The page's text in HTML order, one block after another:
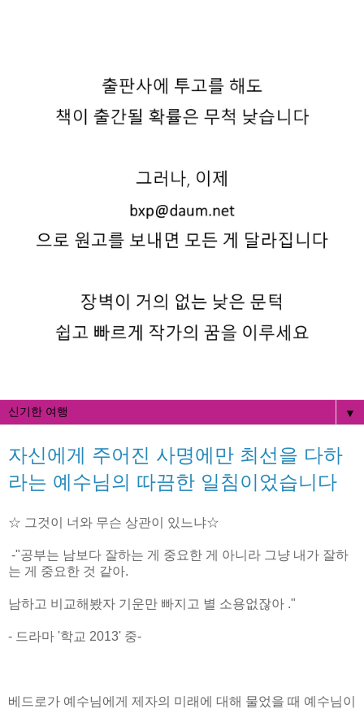
▼
자신에게 주어진 사명에만 최선을 다하
라는 예수님의 따끔한 일침이었습니다
☆ 그것이 너와 무슨 상관이 있느냐☆
-"공부는 남보다 잘하는 게 중요한 게 아니라 그냥 내가 잘하
는 게 중요한 것 같아.
남하고 비교해봤자 기운만 빠지고 별 소용없잖아 ."
- 드라마 '학교 2013' 중-
베드로가 예수님에게 제자의 미래에 대해 물었을 때 예수님이